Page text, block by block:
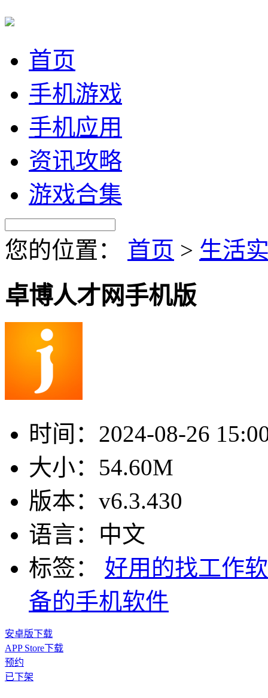
首页
手机游戏
手机应用
资讯攻略
游戏合集
您的位置： 首页 > 生活
卓博人才网手机版
时间： 2024-08-26
大小： 54.60M
版本： v6.3.430
语言： 中文
标签：
好用的找工作
备的手机软件
安卓版下载
APP Store下载
预约
已下架